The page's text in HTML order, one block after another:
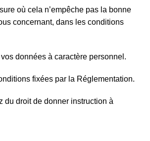
où cela n’empêche pas la bonne
concernant, dans les conditions
données à caractère personnel.
fixées par la Réglementation.
du droit de donner instruction à